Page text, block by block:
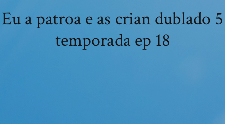
Eu a patroa e as crian dublado 5
temporada ep 18